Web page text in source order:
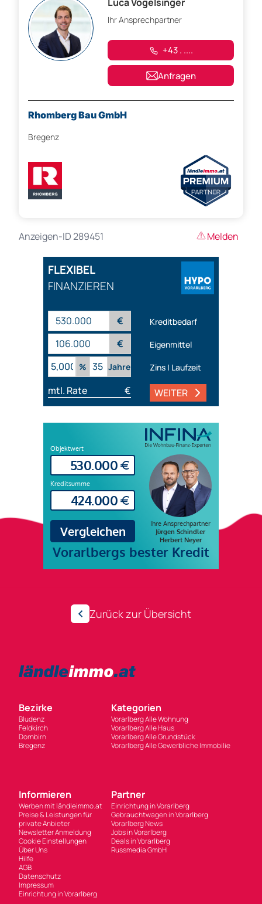
Luca Vogelsinger
Ihr Ansprechpartner
+43 . ....
Anfragen
Rhomberg Bau GmbH
Bregenz
Anzeigen-ID 289451 Melden
FLEXIBEL
FINANZIEREN
€ Kreditbedarf
€
Eigenmittel
%
Jahre Zins | Laufzeit
mtl. Rate € WEITER
Zurück zur Übersicht
Bezirke
Bludenz
Feldkirch
Dornbirn
Bregenz
Kategorien
Vorarlberg Alle Wohnung
Vorarlberg Alle Haus
Vorarlberg Alle Grundstück
Vorarlberg Alle Gewerbliche Immobilie
Informieren
Werben mit ländleimmo.at
Preise & Leistungen für
private Anbieter
Newsletter Anmeldung
Cookie Einstellungen
Über Uns
Hilfe
AGB
Datenschutz
Impressum
Einrichtung in Vorarlberg
Partner
Einrichtung in Vorarlberg
Gebrauchtwagen in Vorarlberg
Vorarlberg News
Jobs in Vorarlberg
Deals in Vorarlberg
Russmedia GmbH